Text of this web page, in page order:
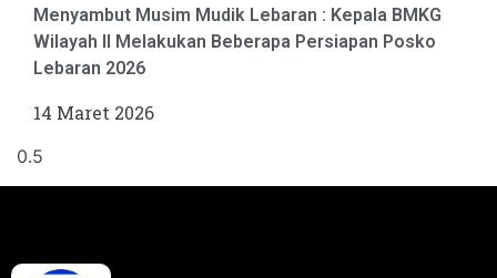
Menyambut Musim Mudik Lebaran : Kepala BMKG
Wilayah II Melakukan Beberapa Persiapan Posko
Lebaran 2026
14 Maret 2026